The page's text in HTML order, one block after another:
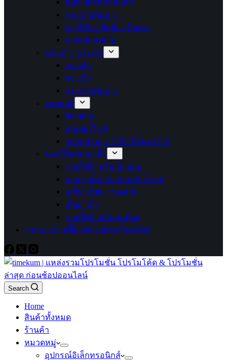
คูปองอิเล็กทรอนิกส์
กระเป๋าเดินทาง
บาร์บีคิว / ปิกนิก / ปีนเขา
นวดผ่อนคลาย
รองเท้า / กระเป๋า
รองเท้า
กระเป๋า
กระเป๋าเดินทาง
ยานยนต์
จักรยาน
มอเตอร์ไซค์
ระบบนำทาง GPS / รีโมท GPS
ของใช้แม่และเด็ก
ของใช้สำหรับเด็กอ่อน
อาหารเด็ก / ผ้าอ้อมสำเร็จรูป
เครื่องเขียน / ของเล่น
เสื้อผ้าเด็ก
ของใช้สำหรับคนท้อง
รวมประกาศซื้อ-เช่า อสังหาริมทรัพย์
Search
Home
สินค้าทั้งหมด
ร้านค้า
หมวดหมู่
อุปกรณ์อิเล็กทรอนิกส์